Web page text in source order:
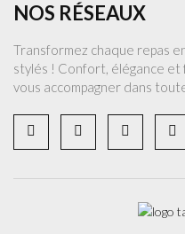
NOS RÉSEAUX
Transformez chaque repas
stylés ! Confort, élégance
vous accompagner dans